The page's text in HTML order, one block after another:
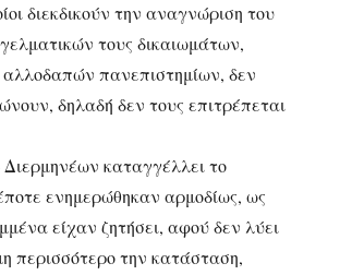
διεκδικούν την αναγνώριση του
τους δικαιωμάτων,
αλλοδαπών πανεπιστημίων, δεν
δηλαδή δεν τους επιτρέπεται
καταγγέλλει το
ενημερώθηκαν αρμοδίως, ως
είχαν ζητήσει, αφού δεν λύει
περισσότερο την κατάσταση,